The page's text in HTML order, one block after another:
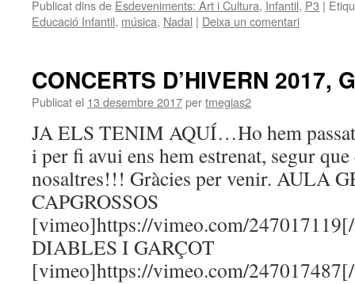
Publicat dins de Esdeveniments: Art i Cultura, Infantil, P3 |
Educació Infantil, música, Nadal | Deixa un comentari
CONCERTS D’HIVERN 2017,
Publicat el 13 desembre 2017pertmegias2
JA ELS TENIM AQUÍ…Ho hem
i per fi avui ens hem estrenat, segur
nosaltres!!! Gràcies per venir. AULA
CAPGROSSOS
[vimeo]https://vimeo.com/
DIABLES I GARÇOT
[vimeo]https://vimeo.com/